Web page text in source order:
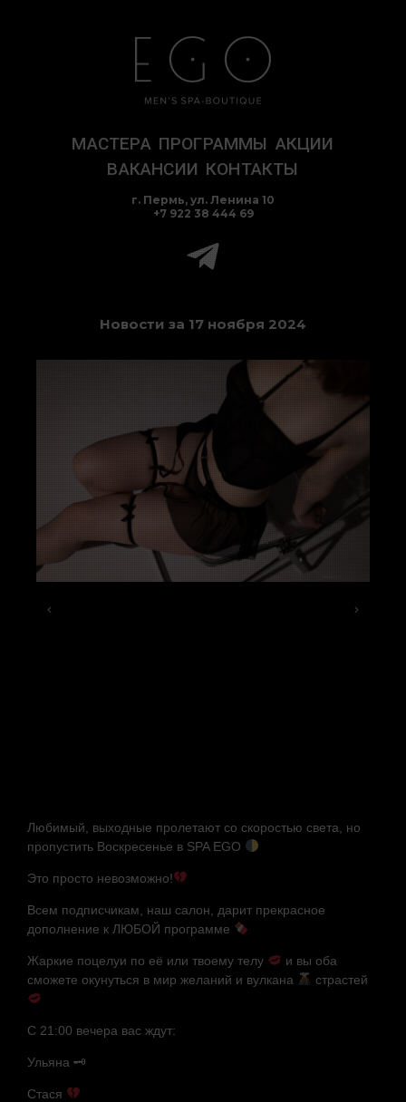
МАСТЕРА ПРОГРАММЫ АКЦИИ
ВАКАНСИИ КОНТАКТЫ
г. Пермь, ул. Ленина 10
+7 922 38 444 69
Новости за 17 ноября 2024
Любимый, выходные пролетают со скоростью света, но
пропустить Воскресенье в SPA EGO
Это просто невозможно!
Всем подписчикам, наш салон, дарит прекрасное
дополнение к ЛЮБОЙ программе
Жаркие поцелуи по её или твоему телу
и вы оба
сможете окунуться в мир желаний и вулкана
страстей
С 21:00 вечера вас ждут:
Ульяна 🗝
Стася